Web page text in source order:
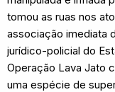
tomou as ruas nos
associação imediata
jurídico-policial do
Operação Lava Jato
uma espécie de